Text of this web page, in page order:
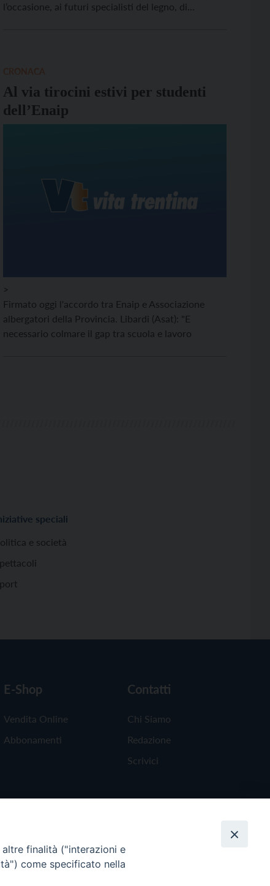
l’occasione, ai futuri specialisti del legno, di
Al via tirocini estivi per studenti
dell’Enaip
>
Firmato oggi l'accordo tra Enaip e Associazione
albergatori della Provincia. Libardi (Asat): "E
necessario colmare il gap tra scuola e lavoro
speciali
e società
E-Shop
Vendita Online
Abbonamenti
Contatti
Chi Siamo
Redazione
Scrivici
finalità ("interazioni e
come specificato nella